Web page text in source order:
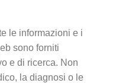
le informazioni e i
sono forniti
e di ricerca. Non
la diagnosi o le